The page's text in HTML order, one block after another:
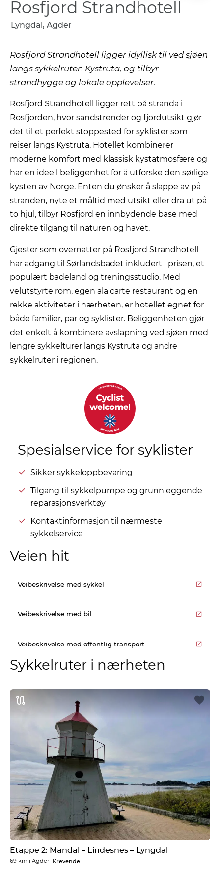
Rosfjord Strandhotell
Lyngdal, Agder
Rosfjord Strandhotell ligger idyllisk til ved sjøen
langs sykkelruten Kystruta, og tilbyr
strandhygge og lokale opplevelser.
Rosfjord Strandhotell ligger rett på stranda i
Rosfjorden, hvor sandstrender og fjordutsikt gjør
det til et perfekt stoppested for syklister som
reiser langs Kystruta. Hotellet kombinerer
moderne komfort med klassisk kystatmosfære og
har en ideell beliggenhet for å utforske den sørlige
kysten av Norge. Enten du ønsker å slappe av på
stranden, nyte et måltid med utsikt eller dra ut på
to hjul, tilbyr Rosfjord en innbydende base med
direkte tilgang til naturen og havet.
Gjester som overnatter på Rosfjord Strandhotell
har adgang til Sørlandsbadet inkludert i prisen, et
populært badeland og treningsstudio. Med
velutstyrte rom, egen ala carte restaurant og en
rekke aktiviteter i nærheten, er hotellet egnet for
både familier, par og syklister. Beliggenheten gjør
det enkelt å kombinere avslapning ved sjøen med
lengre sykkelturer langs Kystruta og andre
sykkelruter i regionen.
Spesialservice for syklister
Sikker sykkeloppbevaring
Tilgang til sykkelpumpe og grunnleggende
reparasjonsverktøy
Kontaktinformasjon til nærmeste
sykkelservice
Veien hit
Veibeskrivelse med sykkel
Veibeskrivelse med bil
Veibeskrivelse med offentlig transport
Sykkelruter i nærheten
Etappe 2: Mandal – Lindesnes – Lyngdal
69 km i Agder Krevende